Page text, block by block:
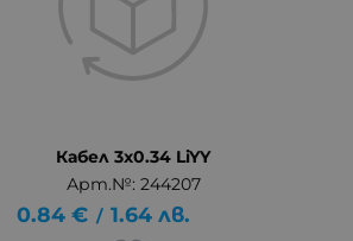
Кабел 3x0.34 LiYY
Арт.№: 244207
0.84 € / 1.64 лв.